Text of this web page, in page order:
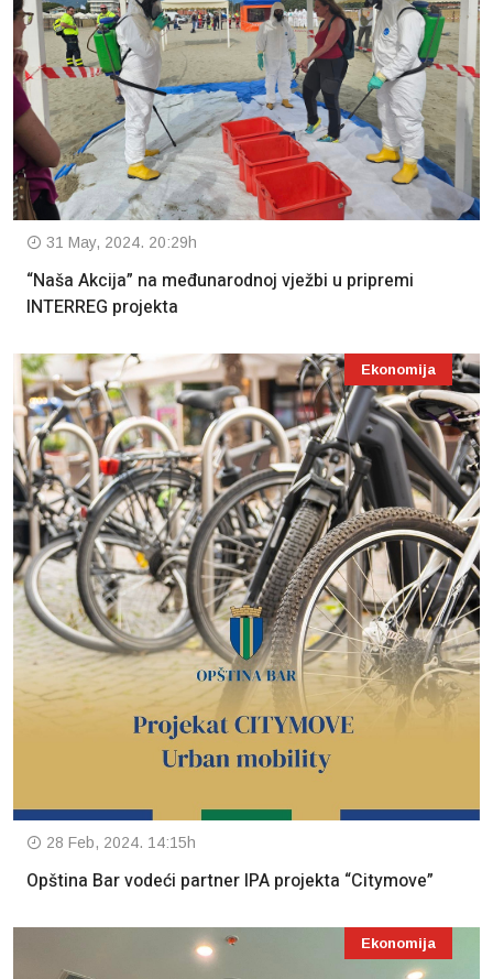
31 May, 2024. 20:29h
“Naša Akcija” na međunarodnoj vježbi u pripremi
INTERREG projekta
Ekonomija
28 Feb, 2024. 14:15h
Opština Bar vodeći partner IPA projekta “Citymove”
Ekonomija